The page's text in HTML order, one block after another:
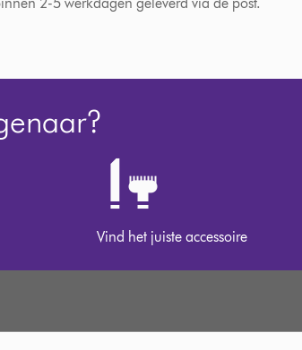
Vind het juiste accessoire